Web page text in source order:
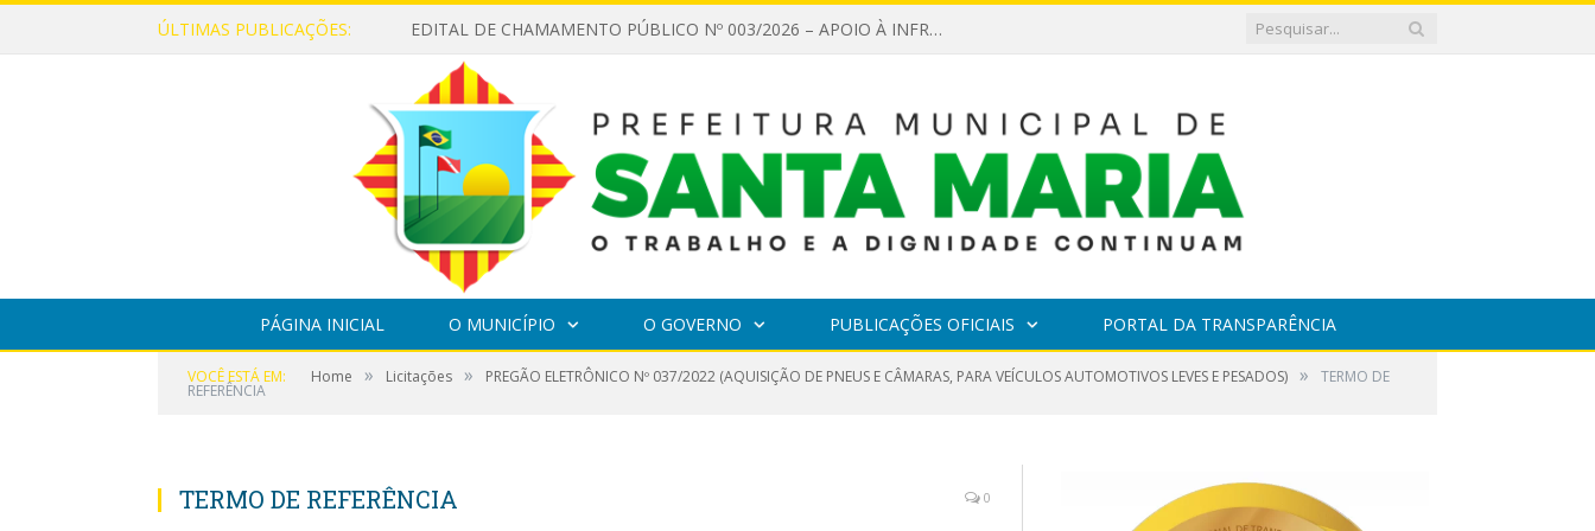
ÚLTIMAS PUBLICAÇÕES: EDITAL DE CHAMAMENTO PÚBLICO Nº 003/2026 – APOIO À INFRAESTRUTURA CULTURAL
PÁGINA INICIAL O MUNICÍPIO O GOVERNO PUBLICAÇÕES OFICIAIS PORTAL DA TRANSPARÊNCIA
VOCÊ ESTÁ EM: Home » Licitações » PREGÃO ELETRÔNICO Nº 037/2022 (AQUISIÇÃO DE PNEUS E CÂMARAS, PARA VEÍCULOS AUTOMOTIVOS LEVES E PESADOS) » TERMO DE
REFERÊNCIA
TERMO DE REFERÊNCIA 0